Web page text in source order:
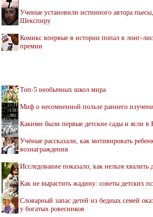
Ученые установили истинного автора
Шекспиру
Комикс впервые в истории попал в лонг-
премии
Топ-5 необычных школ мира
Миф о несомненной пользе раннего
Какими были первые детские сады и ясли в
Учёные рассказали, как мотивировать
вознаграждения
Исследование показало, как нельзя хвалить
Как не вырастить жадину: советы детских
Словарный запас детей из бедных семей
у богатых ровесников